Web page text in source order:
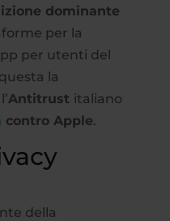
dominante
per la
per utenti del
la
Antitrust italiano
contro Apple.
della